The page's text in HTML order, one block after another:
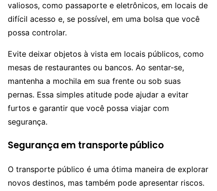
valiosos, como passaporte e eletrônicos, em locais de
difícil acesso e, se possível, em uma bolsa que você
possa controlar.
Evite deixar objetos à vista em locais públicos, como
mesas de restaurantes ou bancos. Ao sentar-se,
mantenha a mochila em sua frente ou sob suas
pernas. Essa simples atitude pode ajudar a evitar
furtos e garantir que você possa viajar com
segurança.
Segurança em transporte público
O transporte público é uma ótima maneira de explorar
novos destinos, mas também pode apresentar riscos.